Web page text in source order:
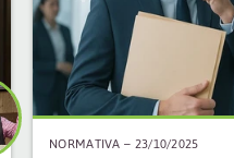
NORMATIVA– 23/10/2025